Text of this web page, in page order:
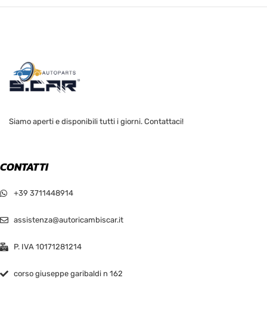
Siamo aperti e disponibili tutti i giorni. Contattaci!
CONTATTI
+39 3711448914
assistenza@autoricambiscar.it
P. IVA 10171281214
corso giuseppe garibaldi n 162